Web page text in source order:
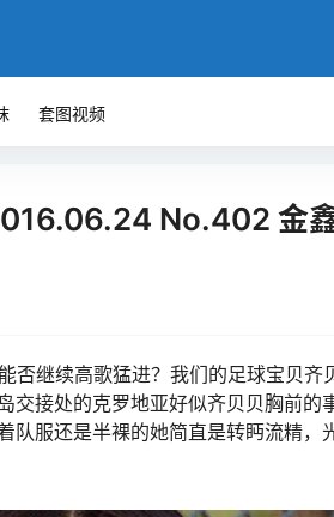
套图视频
No.402 金
否继续高歌猛进？我们的足球宝贝齐
交接处的克罗地亚好似齐贝贝胸前的
队服还是半裸的她简直是转眄流精，